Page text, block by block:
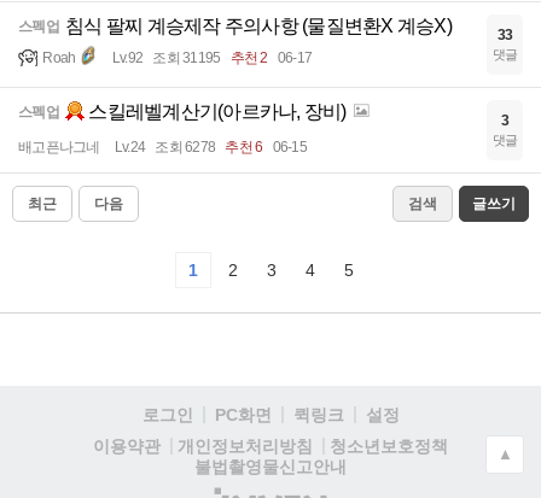
스펙업 침식 팔찌 계승제작 주의사항 (물질변환X 계승X)
Roah Lv.92 조회 31195 추천 2 06-17
33
댓글
스펙업 스킬레벨계산기(아르카나, 장비)
배고픈나그네 Lv.24 조회 6278 추천 6 06-15
3
댓글
최근 다음 검색 글쓰기
1 2 3 4 5
로그인 PC화면 퀵링크
설정
이용약관
개인정보처리방침
청소년보호정책
불법촬영물신고안내
▲